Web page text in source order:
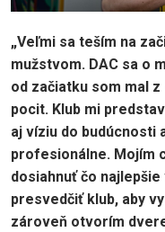
„Veľmi sa teším na
mužstvom. DAC sa o
od začiatku som mal
pocit. Klub mi
aj víziu do budúcnosti
profesionálne. Mojím
dosiahnuť čo
presvedčiť klub, aby
zároveň otvorím